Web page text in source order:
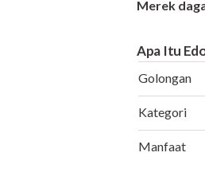
Merek
Apa Itu
Golongan
Kategori
Manfaat